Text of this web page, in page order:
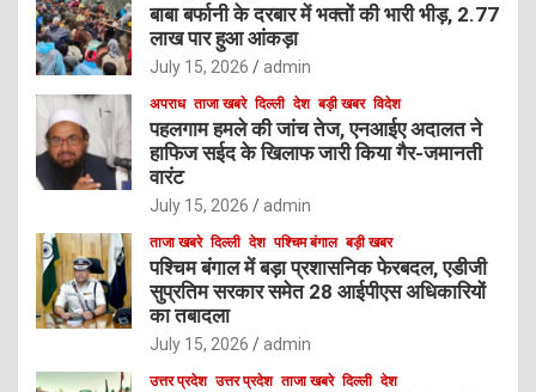
बाबा बर्फानी के दरबार में भक्तों की भारी भीड़, 2.77
लाख पार हुआ आंकड़ा
July 15, 2026 admin
अपराध ताजा खबरे दिल्ली देश बड़ी खबर विदेश
पहलगाम हमले की जांच तेज, एनआईए अदालत ने
हाफिज सईद के खिलाफ जारी किया गैर-जमानती
वारंट
July 15, 2026 admin
ताजा खबरे दिल्ली देश पश्चिम बंगाल बड़ी खबर
पश्चिम बंगाल में बड़ा प्रशासनिक फेरबदल, एडीजी
सुप्रतिम सरकार समेत 28 आईपीएस अधिकारियों
का तबादला
July 15, 2026 admin
उत्तर प्रदेश उत्तर प्रदेश ताजा खबरे दिल्ली देश